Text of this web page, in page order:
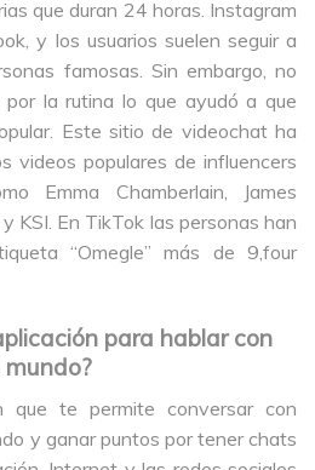
que duran 24 horas. Instagram
y los usuarios suelen seguir a
famosas. Sin embargo, no
la rutina lo que ayudó a que
Este sitio de videochat ha
videos populares de influencers
Emma Chamberlain, James
y KSI. En TikTok las personas han
“Omegle” más de 9,four
para hablar con
que te permite conversar con
y ganar puntos por tener chats